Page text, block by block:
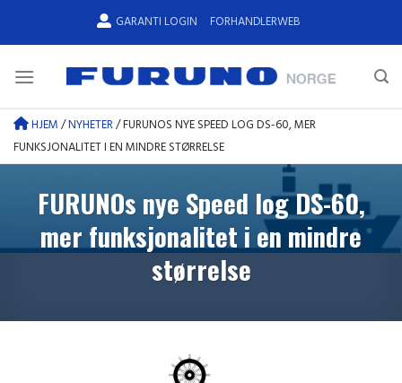
GARANTI LOGIN FORHANDLERWEB
HJEM/NYHETER/FURUNOS NYE SPEED LOG DS-60, MER
FUNKSJONALITET I EN MINDRE STØRRELSE
FURUNOs nye Speed log DS-60,
mer funksjonalitet i en mindre
størrelse